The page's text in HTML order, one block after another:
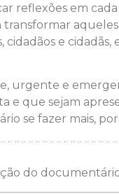
reflexões em
transformar
cidadãos e
urgente e
e que sejam
se fazer mais,
do